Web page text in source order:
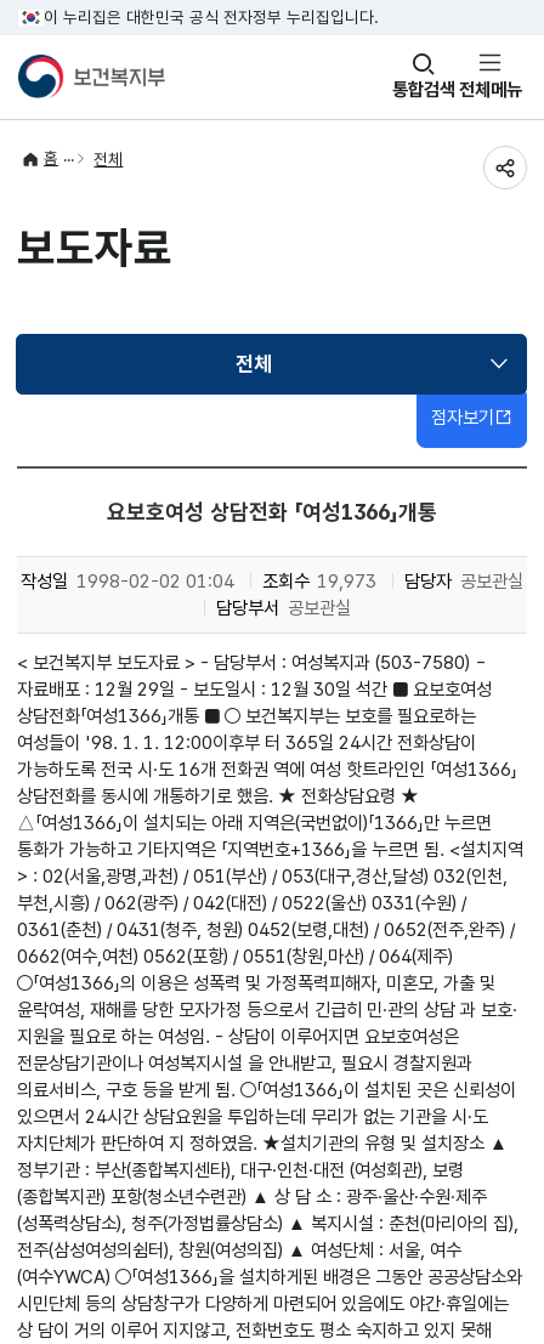
이 누리집은 대한민국 공식 전자정부 누리집입니다.
통합검색
창
열기 전체메뉴
홈 전체
보도자료
전체선택됨
점자보기
요보호여성 상담전화 「여성1366」개통
작성일 1998-02-02 01:04 조회수 19,973 담당자 공보관실
담당부서 공보관실
< 보건복지부 보도자료 > - 담당부서 : 여성복지과 (503-7580) -
자료배포 : 12월 29일 - 보도일시 : 12월 30일 석간 ■ 요보호여성
상담전화「여성1366」개통 ■ ○ 보건복지부는 보호를 필요로하는
여성들이 '98. 1. 1. 12:00이후부 터 365일 24시간 전화상담이
가능하도록 전국 시·도 16개 전화권 역에 여성 핫트라인인 「여성1366」
상담전화를 동시에 개통하기로 했음. ★ 전화상담요령 ★
△「여성1366」이 설치되는 아래 지역은(국번없이)「1366」만 누르면
통화가 가능하고 기타지역은 「지역번호+1366」을 누르면 됨. <설치지역
> : 02(서울,광명,과천) / 051(부산) / 053(대구,경산,달성) 032(인천,
부천,시흥) / 062(광주) / 042(대전) / 0522(울산) 0331(수원) /
0361(춘천) / 0431(청주, 청원) 0452(보령,대천) / 0652(전주,완주) /
0662(여수,여천) 0562(포항) / 0551(창원,마산) / 064(제주)
○「여성1366」의 이용은 성폭력 및 가정폭력피해자, 미혼모, 가출 및
윤락여성, 재해를 당한 모자가정 등으로서 긴급히 민·관의 상담 과 보호·
지원을 필요로 하는 여성임. - 상담이 이루어지면 요보호여성은
전문상담기관이나 여성복지시설 을 안내받고, 필요시 경찰지원과
의료서비스, 구호 등을 받게 됨. ○「여성1366」이 설치된 곳은 신뢰성이
있으면서 24시간 상담요원을 투입하는데 무리가 없는 기관을 시·도
자치단체가 판단하여 지 정하였음. ★설치기관의 유형 및 설치장소 ▲
정부기관 : 부산(종합복지센타), 대구·인천·대전 (여성회관), 보령
(종합복지관) 포항(청소년수련관) ▲ 상 담 소 : 광주·울산·수원·제주
(성폭력상담소), 청주(가정법률상담소) ▲ 복지시설 : 춘천(마리아의 집),
전주(삼성여성의쉼터), 창원(여성의집) ▲ 여성단체 : 서울, 여수
(여수YWCA) ○「여성1366」을 설치하게된 배경은 그동안 공공상담소와
시민단체 등의 상담창구가 다양하게 마련되어 있음에도 야간·휴일에는
상 담이 거의 이루어 지지않고, 전화번호도 평소 숙지하고 있지 못해